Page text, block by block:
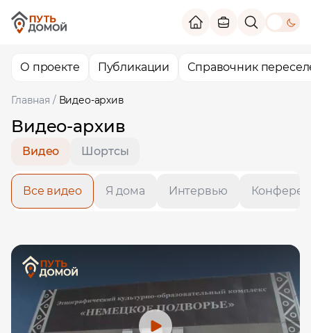
theme
О проекте Публикации Справочник
Главная / Видео-архив
Видео-архив
Видео Шортсы
Все видео Я дома Интервью